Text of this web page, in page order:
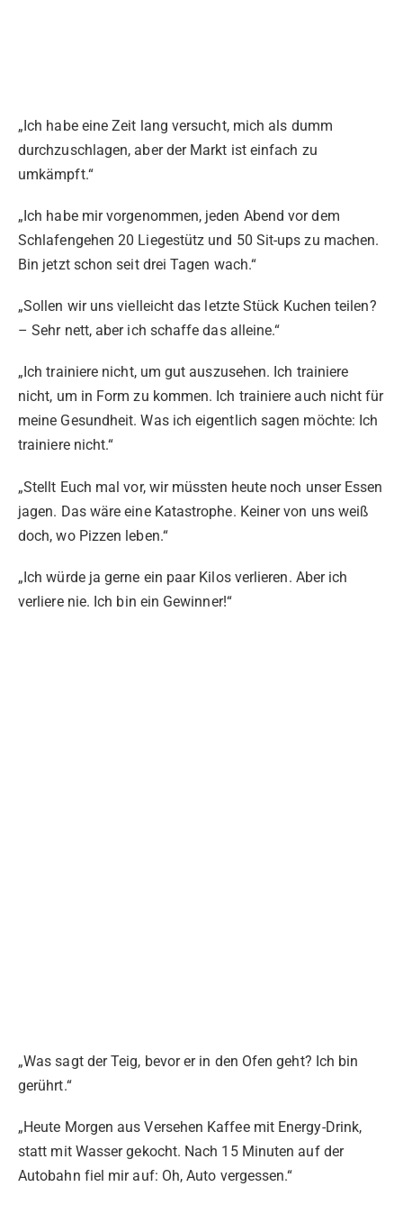
„Ich habe eine Zeit lang versucht, mich als dumm
durchzuschlagen, aber der Markt ist einfach zu
umkämpft.“
„Ich habe mir vorgenommen, jeden Abend vor dem
Schlafengehen 20 Liegestütz und 50 Sit-ups zu machen.
Bin jetzt schon seit drei Tagen wach.“
„Sollen wir uns vielleicht das letzte Stück Kuchen teilen?
– Sehr nett, aber ich schaffe das alleine.“
„Ich trainiere nicht, um gut auszusehen. Ich trainiere
nicht, um in Form zu kommen. Ich trainiere auch nicht für
meine Gesundheit. Was ich eigentlich sagen möchte: Ich
trainiere nicht.“
„Stellt Euch mal vor, wir müssten heute noch unser Essen
jagen. Das wäre eine Katastrophe. Keiner von uns weiß
doch, wo Pizzen leben.“
„Ich würde ja gerne ein paar Kilos verlieren. Aber ich
verliere nie. Ich bin ein Gewinner!“
„Was sagt der Teig, bevor er in den Ofen geht? Ich bin
gerührt.“
„Heute Morgen aus Versehen Kaffee mit Energy-Drink,
statt mit Wasser gekocht. Nach 15 Minuten auf der
Autobahn fiel mir auf: Oh, Auto vergessen.“